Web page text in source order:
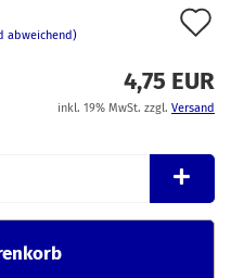
abweichend)
4,75 EUR
inkl. 19% MwSt. zzgl. Versand